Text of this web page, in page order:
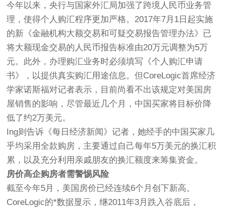
今年以来，央行与国家外汇局加强了跨境人民币业务管
理，使得个人购汇程序更加严格。2017年7月1日起实施
的新《金融机构大额交易和可疑交易报告管理办法》已
将大额现金交易的人民币报告标准由20万元调整为5万
元。此外，办理购汇业务时必须填写《个人购汇申请
书》，以提供真实购汇用途信息。但CoreLogic首席经济
学家诺斯福对记者表示，目前尚看不出该规定对美国房
屋销售的影响，尽管最近几个月，中国买家将目标价降
低了约2万美元。
Ing则告诉《每日经济新闻》记者，她经手的中国买家几
乎均采用全款购房，主要通过自己每年5万美元的换汇积
累，以及充分利用亲戚朋友的换汇额度来筹集资金。
房价高企购房者需警惕风险
截至今年5月，美国房价已经连续6个月创下新高。
CoreLogic的*数据显示，继2011年3月跌入谷底后，